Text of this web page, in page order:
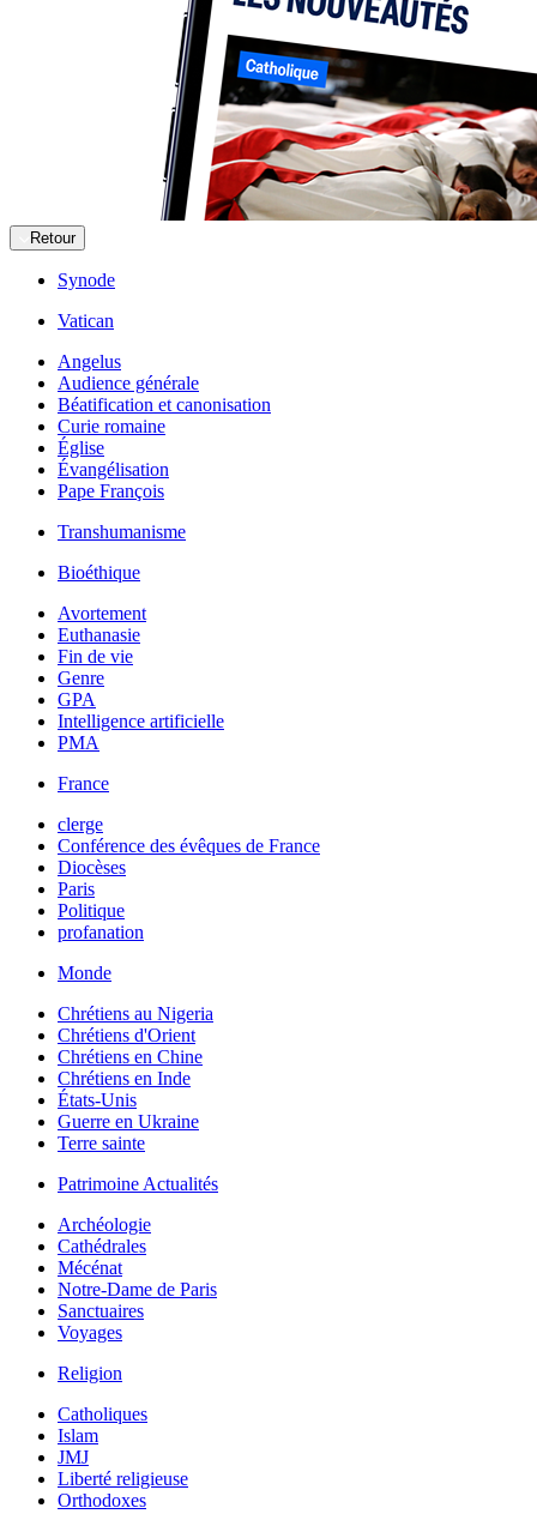
Retour
Synode
Vatican
Angelus
Audience générale
Béatification et canonisation
Curie romaine
Église
Évangélisation
Pape François
Transhumanisme
Bioéthique
Avortement
Euthanasie
Fin de vie
Genre
GPA
Intelligence artificielle
PMA
France
clerge
Conférence des évêques de France
Diocèses
Paris
Politique
profanation
Monde
Chrétiens au Nigeria
Chrétiens d'Orient
Chrétiens en Chine
Chrétiens en Inde
États-Unis
Guerre en Ukraine
Terre sainte
Patrimoine Actualités
Archéologie
Cathédrales
Mécénat
Notre-Dame de Paris
Sanctuaires
Voyages
Religion
Catholiques
Islam
JMJ
Liberté religieuse
Orthodoxes